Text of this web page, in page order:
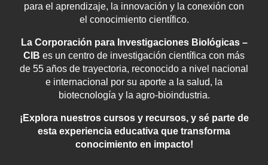
para el aprendizaje, la innovación y la conexión con
el conocimiento científico.
La Corporación para Investigaciones Biológicas –
CIB es un centro de investigación científica con más
de 55 años de trayectoria, reconocido a nivel nacional
e internacional por su aporte a la salud, la
biotecnología y la agro-bioindustria.
¡Explora nuestros cursos y recursos, y sé parte de
esta experiencia educativa que transforma
conocimiento en impacto!